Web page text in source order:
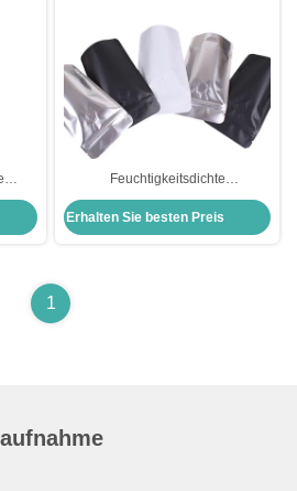
Feuchtigkeitsdichte
Stehkaffeebeutel mit einem
Einwegventil
Erhalten Sie besten Preis
1